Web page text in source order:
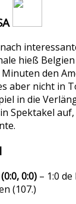
hieß Belgien
den
aber nicht in
in die
Spektakel
0:0) – 1:0
(107.)